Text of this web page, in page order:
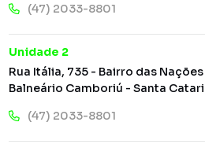
(47) 2033-8801
Unidade 2
Rua Itália, 735 - Bairro das Nações
Balneário Camboriú - Santa
(47) 2033-8801